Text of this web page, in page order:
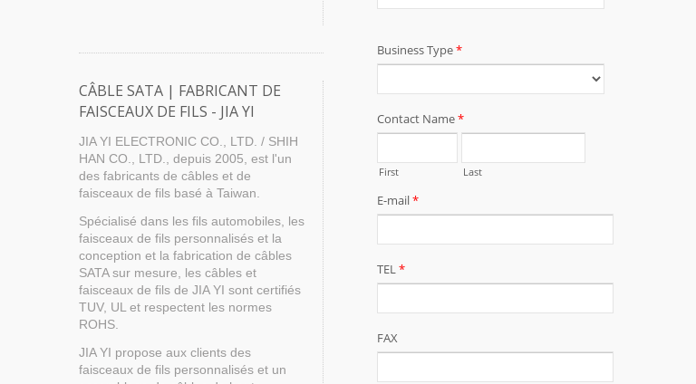
CÂBLE SATA | FABRICANT DE
FAISCEAUX DE FILS - JIA YI
JIA YI ELECTRONIC CO., LTD. / SHIH
HAN CO., LTD., depuis 2005, est l'un
des fabricants de câbles et de
faisceaux de fils basé à Taiwan.
Spécialisé dans les fils automobiles, les
faisceaux de fils personnalisés et la
conception et la fabrication de câbles
SATA sur mesure, les câbles et
faisceaux de fils de JIA YI sont certifiés
TUV, UL et respectent les normes
ROHS.
JIA YI propose aux clients des
faisceaux de fils personnalisés et un